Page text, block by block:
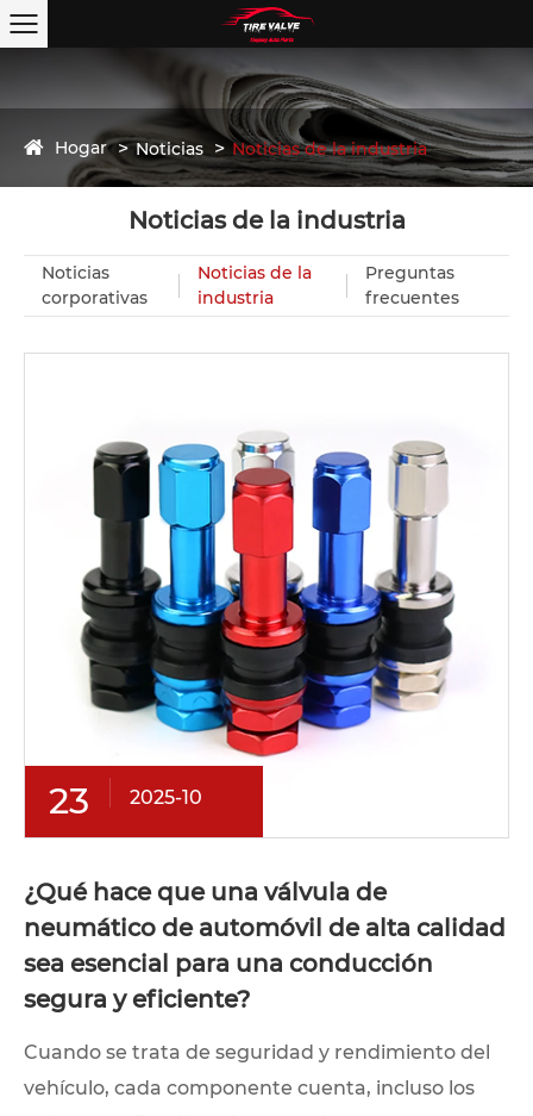
Hogar Noticias Noticias de la industria
Noticias de la industria
Noticias
corporativas
Noticias de la
industria
Preguntas
frecuentes
23 2025-10
¿Qué hace que una válvula de
neumático de automóvil de alta calidad
sea esencial para una conducción
segura y eficiente?
​Cuando se trata de seguridad y rendimiento del
vehículo, cada componente cuenta, incluso los